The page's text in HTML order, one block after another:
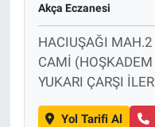
Akça Eczanesi
HACIUŞAĞI
CAMİ
YUKARI ÇARŞI
Yol Tarifi Al
Ağır Sanayi